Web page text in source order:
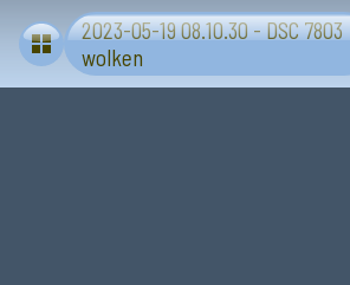
Lucht-
2023-05-19 08.10.30 - DSC 7803
wolken